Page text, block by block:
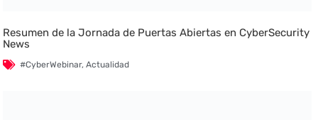
Resumen de la Jornada de Puertas Abiertas en CyberSecurity
News
#CyberWebinar,Actualidad